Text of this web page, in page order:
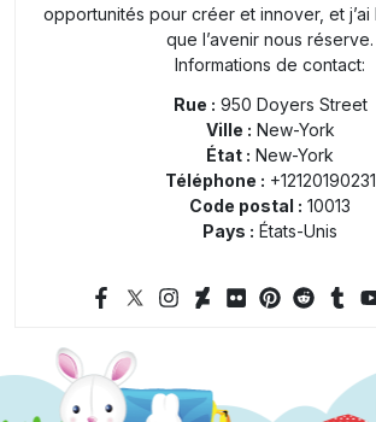
opportunités pour créer et innover, et
que l’avenir nous réserve.
Informations de contact:
Rue : 950 Doyers Street
Ville : New-York
État : New-York
Téléphone : +12120190231
Code postal : 10013
Pays : États-Unis